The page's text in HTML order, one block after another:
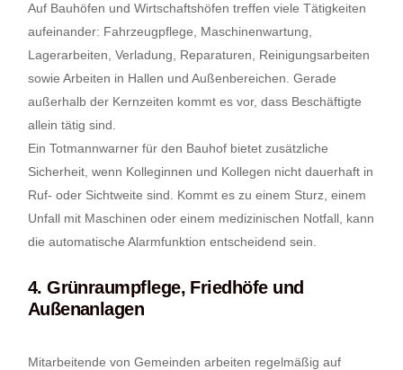
Auf Bauhöfen und Wirtschaftshöfen treffen viele Tätigkeiten
aufeinander: Fahrzeugpflege, Maschinenwartung,
Lagerarbeiten, Verladung, Reparaturen, Reinigungsarbeiten
sowie Arbeiten in Hallen und Außenbereichen. Gerade
außerhalb der Kernzeiten kommt es vor, dass Beschäftigte
allein tätig sind.
Ein Totmannwarner für den Bauhof bietet zusätzliche
Sicherheit, wenn Kolleginnen und Kollegen nicht dauerhaft in
Ruf- oder Sichtweite sind. Kommt es zu einem Sturz, einem
Unfall mit Maschinen oder einem medizinischen Notfall, kann
die automatische Alarmfunktion entscheidend sein.
4. Grünraumpflege, Friedhöfe und
Außenanlagen
Mitarbeitende von Gemeinden arbeiten regelmäßig auf